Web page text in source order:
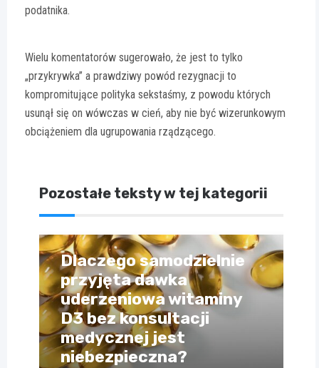
podatnika.
Wielu komentatorów sugerowało, że jest to tylko
„przykrywka” a prawdziwy powód rezygnacji to
kompromitujące polityka sekstaśmy, z powodu których
usunął się on wówczas w cień, aby nie być wizerunkowym
obciążeniem dla ugrupowania rządzącego.
Pozostałe teksty w tej kategorii
Dlaczego samodzielnie
przyjęta dawka
uderzeniowa witaminy
D3 bez konsultacji
medycznej jest
niebezpieczna?